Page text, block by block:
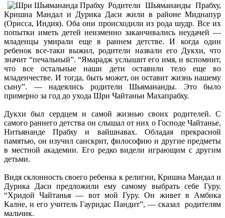
Родители Шьямананды Прабху,
Кришна Мандал и Дурика Даси жили в районе Миднапур
(Орисса, Индия). Оба они происходили из рода шудр. Все их
попытки иметь детей неизменно заканчивались неудачей —
младенцы умирали еще в раннем детстве. И когда один
ребенок все-таки выжил, родители назвали его Дукхи, что
значит “печальный”. “Ямарадж услышит его имя, и вспомнит,
что все остальные наши дети оставили тело еще во
младенчестве. И тогда, быть может, он оставит жизнь нашему
сыну”. — надеялись родители Шьямананды. Это было
примерно за год до ухода Шри Чайтаньи Махапрабху.
Дукхи был сердцем и самой жизнью своих родителей. С
самого раннего детства он слышал от них о Господе Чайтанье,
Нитьянанде Прабху и вайшнавах. Обладая прекрасной
памятью, он изучил санскрит, философию и другие предметы
в местной академии. Его редко видели играющим с другим
детьми.
Видя склонность своего ребенка к религии, Кришна Мандал и
Дурика Даси предложили ему самому выбрать себе Гуру.
“Хридой Чайтанья — вот мой Гуру. Он живет в Амбика
Калне, и его учитель Гауридас Пандит”, — сказал родителям
мальчик.